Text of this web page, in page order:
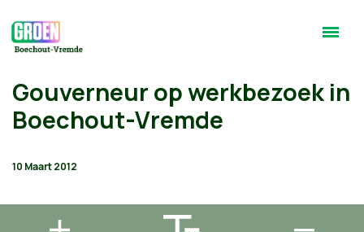
Gouverneur op werkbezoek in
Boechout-Vremde
10 Maart 2012